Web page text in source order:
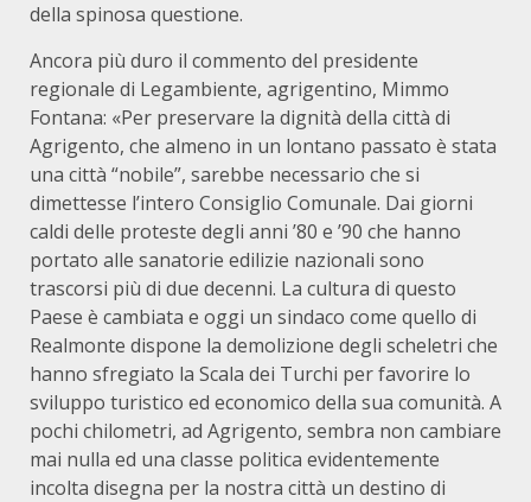
della spinosa questione.
Ancora più duro il commento del presidente
regionale di Legambiente, agrigentino, Mimmo
Fontana: «Per preservare la dignità della città di
Agrigento, che almeno in un lontano passato è stata
una città “nobile”, sarebbe necessario che si
dimettesse l’intero Consiglio Comunale. Dai giorni
caldi delle proteste degli anni ’80 e ’90 che hanno
portato alle sanatorie edilizie nazionali sono
trascorsi più di due decenni. La cultura di questo
Paese è cambiata e oggi un sindaco come quello di
Realmonte dispone la demolizione degli scheletri che
hanno sfregiato la Scala dei Turchi per favorire lo
sviluppo turistico ed economico della sua comunità. A
pochi chilometri, ad Agrigento, sembra non cambiare
mai nulla ed una classe politica evidentemente
incolta disegna per la nostra città un destino di